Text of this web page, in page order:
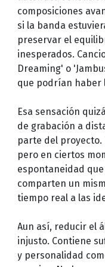
composiciones
si la banda
preservar el
inesperados.
Dreaming' o
que podrían haber
Esa sensación
de grabación a
parte del proyecto.
pero en ciertos
espontaneidad
comparten un
tiempo real a las
Aun así, reducir el
injusto. Contiene
y personalidad